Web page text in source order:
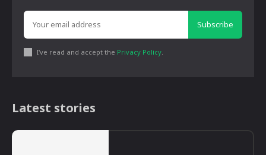
Subscribe
I've read and accept the Privacy Policy
Latest stories